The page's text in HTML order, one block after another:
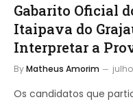
Gabarito Oficial
Itaipava do
Interpretar a
ByMatheus Amorim julho
Os candidatos que